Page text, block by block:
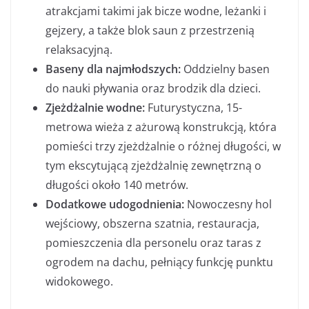
atrakcjami takimi jak bicze wodne, leżanki i
gejzery, a także blok saun z przestrzenią
relaksacyjną.
Baseny dla najmłodszych: Oddzielny basen
do nauki pływania oraz brodzik dla dzieci.
Zjeżdżalnie wodne: Futurystyczna, 15-
metrowa wieża z ażurową konstrukcją, która
pomieści trzy zjeżdżalnie o różnej długości, w
tym ekscytującą zjeżdżalnię zewnętrzną o
długości około 140 metrów.
Dodatkowe udogodnienia: Nowoczesny hol
wejściowy, obszerna szatnia, restauracja,
pomieszczenia dla personelu oraz taras z
ogrodem na dachu, pełniący funkcję punktu
widokowego.